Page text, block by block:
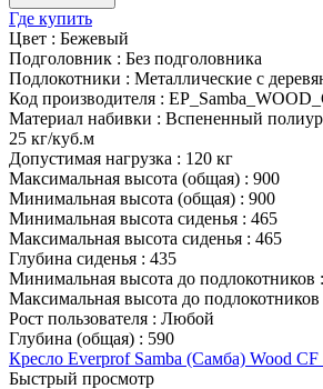
Где купить
Цвет : Бежевый
Подголовник : Без подголовника
Подлокотники : Металлические с
Код производителя :
Материал набивки : Вспененный
25 кг/куб.м
Допустимая нагрузка : 120 кг
Максимальная высота (общая) : 900
Минимальная высота (общая) : 900
Минимальная высота сиденья : 465
Максимальная высота сиденья : 465
Глубина сиденья : 435
Минимальная высота до подлокотников :
Максимальная высота до подлокотников
Рост пользователя : Любой
Глубина (общая) : 590
Кресло Everprof Samba (Самба) Wood
Быстрый просмотр